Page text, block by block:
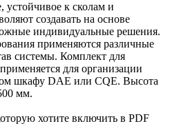
устойчивое к сколам и
создавать на основе
индивидуальные решения.
применяются различные
системы. Комплект для
для организации
шкафу DAE или CQE. Высота
мм.
хотите включить в PDF